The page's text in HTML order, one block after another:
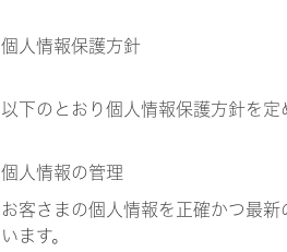
個人情報保護方針
以下のとおり個人情報保護方針を定
個人情報の管理
お客さまの個人情報を正確かつ最
います。